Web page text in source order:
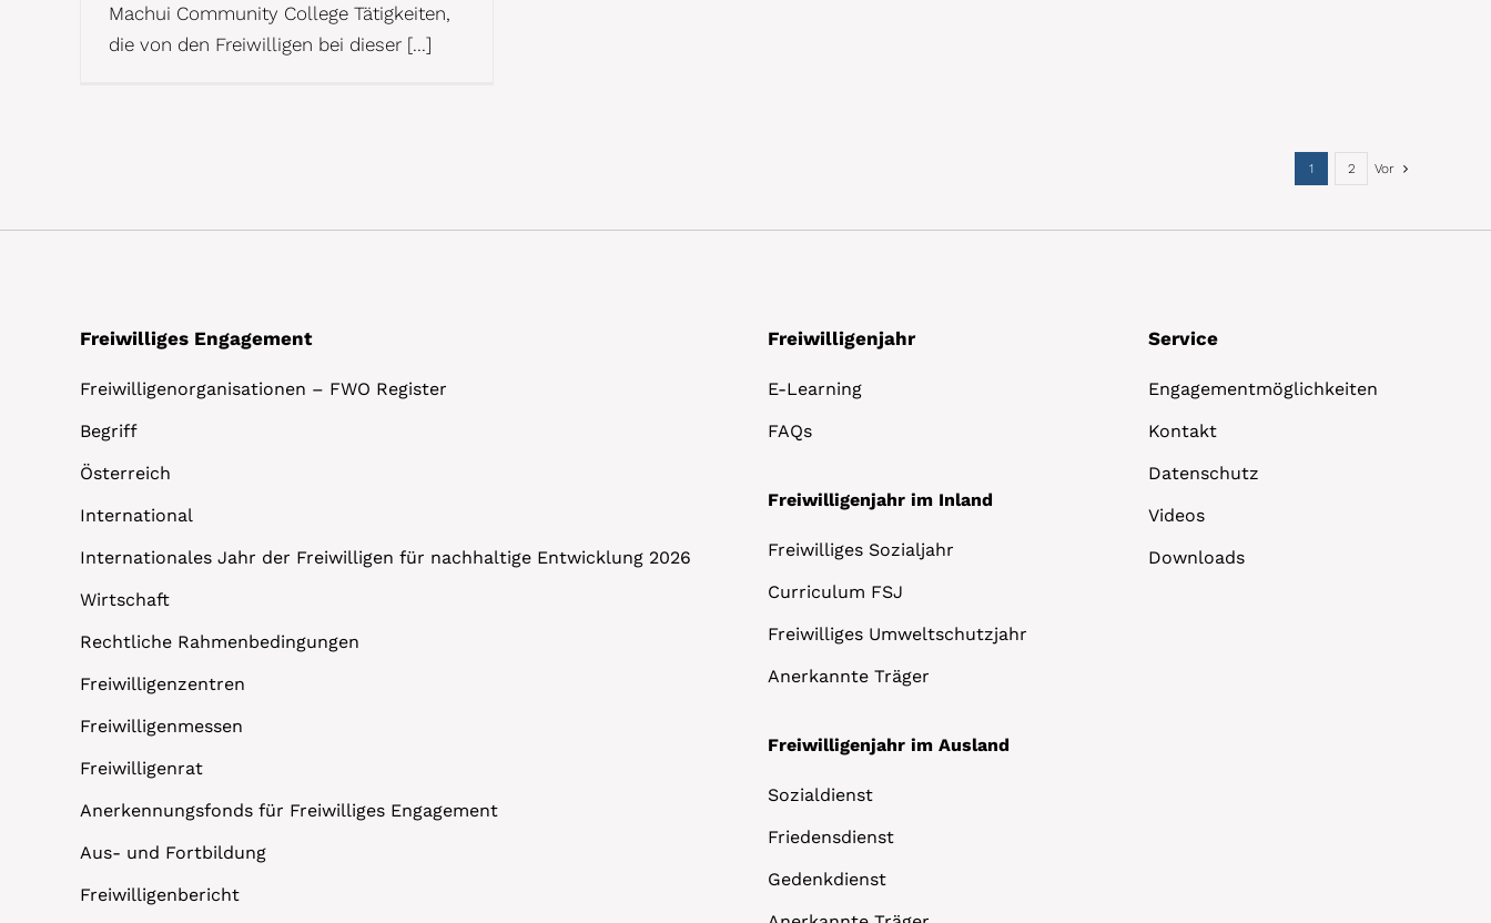
Machui Community College Tätigkeiten,
die von den Freiwilligen bei dieser [...]
1 2 Vor
Freiwilliges Engagement
Freiwilligenorganisationen – FWO Register
Begriff
Österreich
International
Internationales Jahr der Freiwilligen für nachhaltige Entwicklung 2026
Wirtschaft
Rechtliche Rahmenbedingungen
Freiwilligenzentren
Freiwilligenmessen
Freiwilligenrat
Anerkennungsfonds für Freiwilliges Engagement
Aus- und Fortbildung
Freiwilligenbericht
Freiwilligenjahr
E-Learning
FAQs
Freiwilligenjahr im Inland
Freiwilliges Sozialjahr
Curriculum FSJ
Freiwilliges Umweltschutzjahr
Anerkannte Träger
Freiwilligenjahr im Ausland
Sozialdienst
Friedensdienst
Gedenkdienst
Service
Engagementmöglichkeiten
Kontakt
Datenschutz
Videos
Downloads